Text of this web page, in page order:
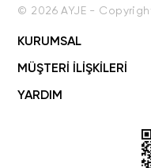
© 2026 AYJE -
KURUMSAL
MÜŞTERİ İLİŞKİLERİ
YARDIM